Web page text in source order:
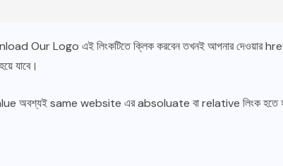
Our Logo এই লিংকটিতে ক্লিক করবেন তখনই আপনার দেওয়ার
যাবে।
অবশ্যই same website এর absoluate বা relative লিংক হতে